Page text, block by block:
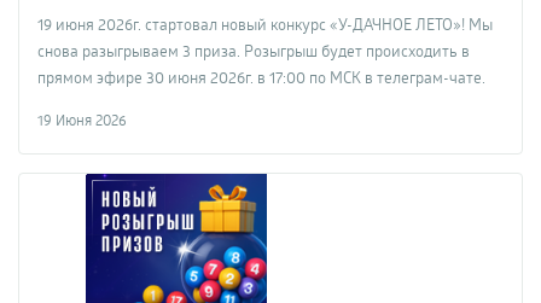
19 июня 2026г. стартовал новый конкурс «У-ДАЧНОЕ ЛЕТО»! Мы
снова разыгрываем 3 приза. Розыгрыш будет происходить в
прямом эфире 30 июня 2026г. в 17:00 по МСК в телеграм-чате.
19 Июня 2026